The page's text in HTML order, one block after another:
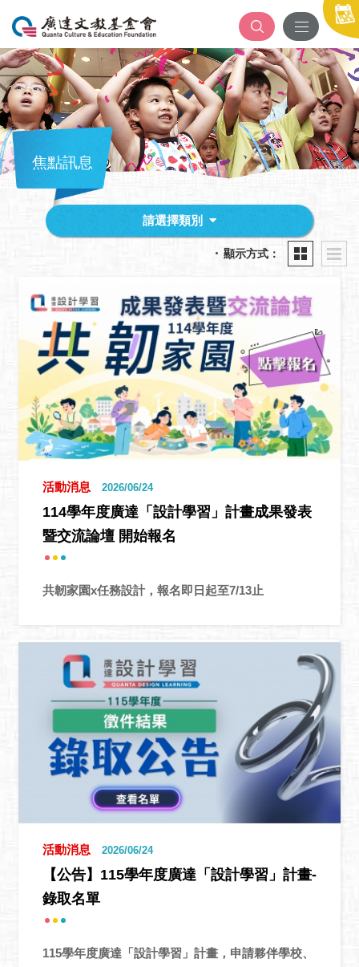
焦點訊息
請選擇類別
顯示方式：
活動消息 2026/06/24
114學年度廣達「設計學習」計畫成果發表
暨交流論壇 開始報名
共韌家園x任務設計，報名即日起至7/13止
活動消息 2026/06/24
【公告】115學年度廣達「設計學習」計畫-
錄取名單
115學年度廣達「設計學習」計畫，申請夥伴學校、